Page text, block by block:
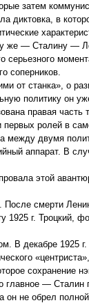
затем
диктовка, в
же — Сталину —
серьезного
соперников.
от станка», о
политику он
правая
ролей в
между двумя
аппарат. В
этой
смерти
г. Троцкий,
В декабре 1925
сохранение
главное — Сталин
он не обрел